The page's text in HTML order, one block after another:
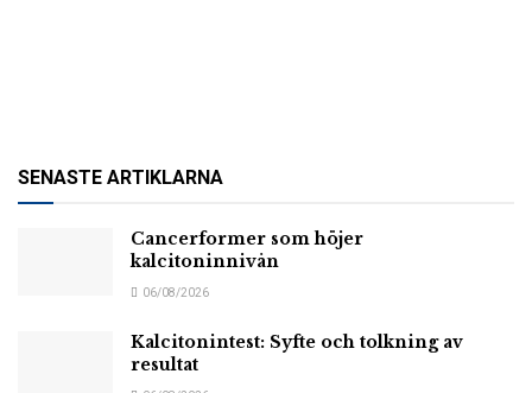
SENASTE ARTIKLARNA
Cancerformer som höjer
kalcitoninnivån
06/08/2026
Kalcitonintest: Syfte och tolkning av
resultat